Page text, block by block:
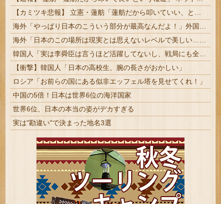
【衝撃】韓国人「日本の高校生、腕の長さがおかしい」
ロシア「お前らの国にある似非エッフェル塔を見せてくれ！」
中国の5倍！日本は世界6位の海洋国家
世界6位、日本の本当の姿がデカすぎる
実は"勘違い"で決まった地名3選